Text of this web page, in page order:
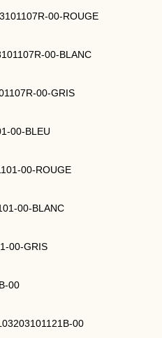
00-ROUGE
00-BLANC
00-GRIS
00-BLEU
00-ROUGE
00-BLANC
00-GRIS
00
00